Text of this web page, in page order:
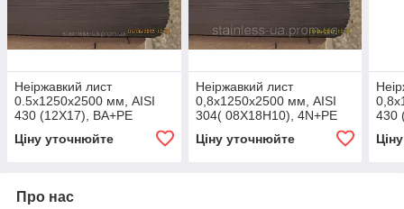
Неіржавкий лист
0.5х1250х2500 мм, AISI
430 (12X17), ВА+РЕ
Ціну уточнюйте
Неіржавкий лист
0,8х1250х2500 мм, AISI
304( 08X18H10), 4N+РЕ
Ціну уточнюйте
430
Про нас